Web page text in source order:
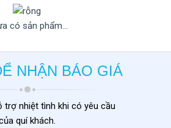
có sản phẩm...
NHẬN BÁO GIÁ
trợ nhiệt tình khi có yêu cầu
quí khách.